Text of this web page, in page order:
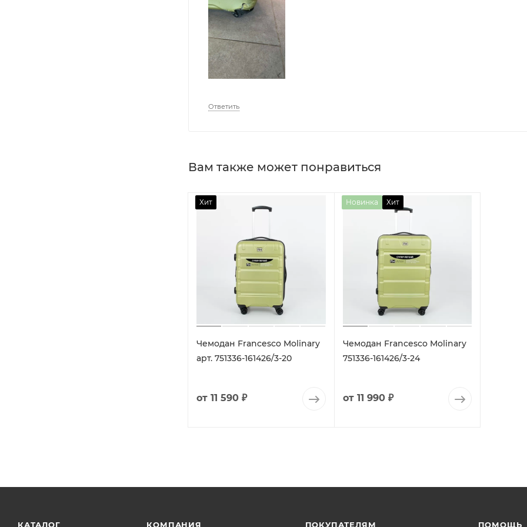
Ответить
Вам также может понравиться
Хит
Чемодан Francesco Molinary
арт. 751336-161426/3-20
от 11 590 ₽
Новинка Хит
Чемодан Francesco Molinary
751336-161426/3-24
от 11 990 ₽
КАТАЛОГ КОМПАНИЯ ПОКУПАТЕЛЯМ ПОМОЩЬ